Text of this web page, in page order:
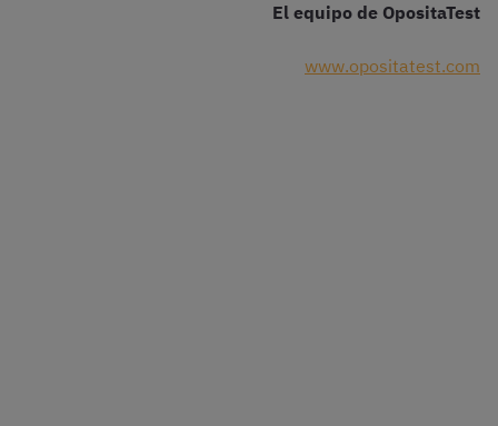
El equipo de OpositaTest
www.opositatest.com